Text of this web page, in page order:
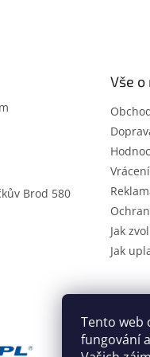
Tento web
fungování
Brod 580
Vše o
Jak
Jak